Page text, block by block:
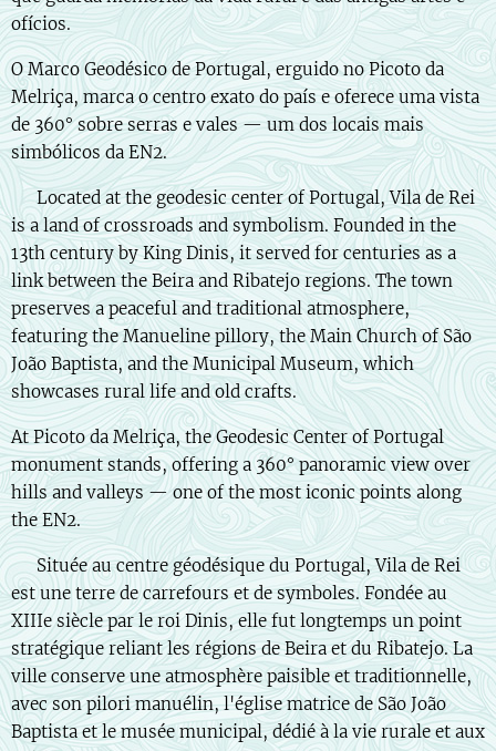
ofícios.
O Marco Geodésico de Portugal, erguido no Picoto da
Melriça, marca o centro exato do país e oferece uma vista
de 360° sobre serras e vales — um dos locais mais
simbólicos da EN2.
🇬🇧 Located at the geodesic center of Portugal, Vila de Rei
is a land of crossroads and symbolism. Founded in the
13th century by King Dinis, it served for centuries as a
link between the Beira and Ribatejo regions. The town
preserves a peaceful and traditional atmosphere,
featuring the Manueline pillory, the Main Church of São
João Baptista, and the Municipal Museum, which
showcases rural life and old crafts.
At Picoto da Melriça, the Geodesic Center of Portugal
monument stands, offering a 360° panoramic view over
hills and valleys — one of the most iconic points along
the EN2.
🇫🇷 Située au centre géodésique du Portugal, Vila de Rei
est une terre de carrefours et de symboles. Fondée au
XIIIe siècle par le roi Dinis, elle fut longtemps un point
stratégique reliant les régions de Beira et du Ribatejo. La
ville conserve une atmosphère paisible et traditionnelle,
avec son pilori manuélin, l'église matrice de São João
Baptista et le musée municipal, dédié à la vie rurale et aux